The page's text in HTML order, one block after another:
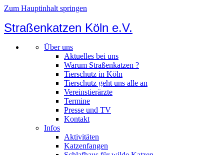
Zum Hauptinhalt springen
Straßenkatzen Köln e.V.
Über uns
Aktuelles bei uns
Warum Straßenkatzen ?
Tierschutz in Köln
Tierschutz geht uns alle an
Vereinstierärzte
Termine
Presse und TV
Kontakt
Infos
Aktivitäten
Katzenfangen